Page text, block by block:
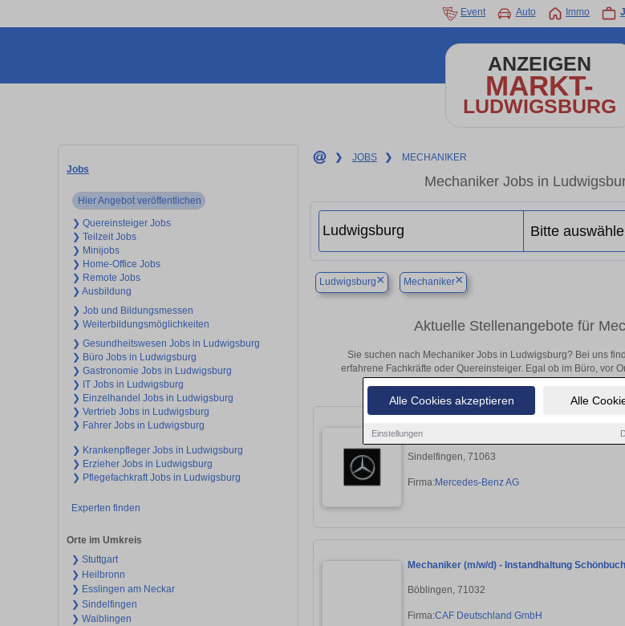
Alle Cookies akzeptieren Alle
Einstellungen
Event Auto Immo
ANZEIGEN
MARKT-
LUDWIGSBURG
Jobs
Hier Angebot veröffentlichen
❯ Quereinsteiger Jobs
❯ Teilzeit Jobs
❯ Minijobs
❯ Home-Office Jobs
❯ Remote Jobs
❯ Ausbildung
❯ Job und Bildungsmessen
❯ Weiterbildungsmöglichkeiten
❯ Gesundheitswesen Jobs in Ludwigsburg
❯ Büro Jobs in Ludwigsburg
❯ Gastronomie Jobs in Ludwigsburg
❯ IT Jobs in Ludwigsburg
❯ Einzelhandel Jobs in Ludwigsburg
❯ Vertrieb Jobs in Ludwigsburg
❯ Fahrer Jobs in Ludwigsburg
❯ Krankenpfleger Jobs in Ludwigsburg
❯ Erzieher Jobs in Ludwigsburg
❯ Pflegefachkraft Jobs in Ludwigsburg
Experten finden
Orte im Umkreis
❯ Stuttgart
❯ Heilbronn
❯ Esslingen am Neckar
❯ Sindelfingen
❯ Waiblingen
❯ JOBS ❯ MECHANIKER
Mechaniker Jobs in
Ludwigsburg× Mechaniker×
Aktuelle Stellenangebote für
Sie suchen nach Mechaniker Jobs in Ludwigsburg? Bei uns
erfahrene Fachkräfte oder Quereinsteiger. Egal ob im Büro, vor
sich direkt auf
Ausbildung zum Fahrzeuginterieur-Mechaniker
Sindelfingen, 71063
Firma:Mercedes-Benz AG
Mechaniker (m/w/d) - Instandhaltung
Böblingen, 71032
Firma:CAF Deutschland GmbH